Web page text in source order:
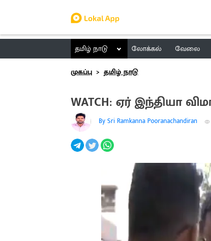
தமிழ் நாடு லோக்கல் வேலை
முகப்பு
தமிழ் நாடு
WATCH: ஏர் இந்தியா
By Sri Ramkanna Pooranachandiran